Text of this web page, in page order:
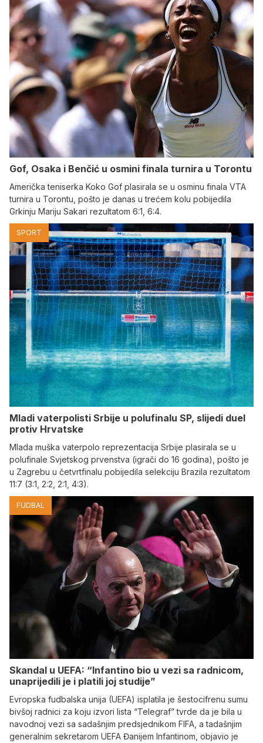
Gof, Osaka i Benčić u osmini finala turnira u Torontu
Američka teniserka Koko Gof plasirala se u osminu finala VTA
turnira u Torontu, pošto je danas u trećem kolu pobijedila
Grkinju Mariju Sakari rezultatom 6:1, 6:4.
SPORT
Mladi vaterpolisti Srbije u polufinalu SP, slijedi duel
protiv Hrvatske
Mlada muška vaterpolo reprezentacija Srbije plasirala se u
polufinale Svjetskog prvenstva (igrači do 16 godina), pošto je
u Zagrebu u četvrtfinalu pobijedila selekciju Brazila rezultatom
11:7 (3:1, 2:2, 2:1, 4:3).
FUDBAL
Skandal u UEFA: “Infantino bio u vezi sa radnicom,
unaprijedili je i platili joj studije”
Evropska fudbalska unija (UEFA) isplatila je šestocifrenu sumu
bivšoj radnici za koju izvori lista “Telegraf” tvrde da je bila u
navodnoj vezi sa sadašnjim predsjednikom FIFA, a tadašnjim
generalnim sekretarom UEFA Đanijem Infantinom, objavio je